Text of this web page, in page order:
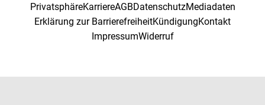
PrivatsphäreKarriereAGBDatenschutzMediadaten
Erklärung zur BarrierefreiheitKündigungKontakt
ImpressumWiderruf